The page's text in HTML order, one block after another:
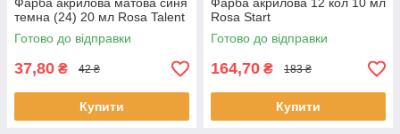
темна (24) 20 мл Rosa Talent
Готово до відправки
37,80 ₴ 42 ₴
Купити
Rosa Start
Готово до відправки
164,70 ₴ 183 ₴
Купити